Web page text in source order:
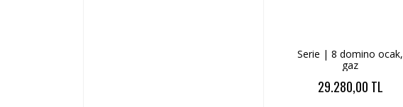
Serie | 8 domino ocak,
gaz
29.280,00 TL